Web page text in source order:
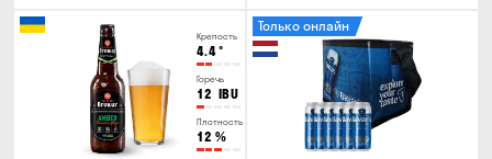
Крепость
4.4°
Горечь
12 IBU
Плотность
12 %
Только онлайн